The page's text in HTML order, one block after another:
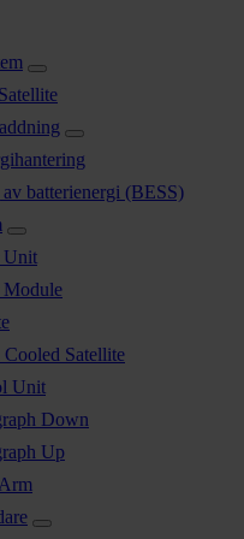
batterienergi (BESS)
Unit
Module
Satellite
Unit
Down
Up